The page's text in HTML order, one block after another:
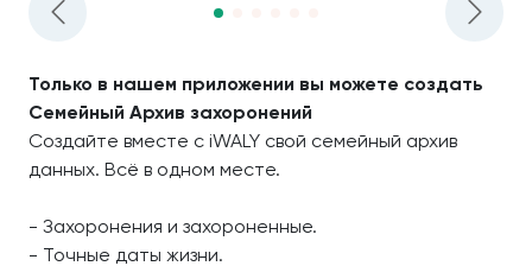
Только в нашем приложении вы можете создать
Семейный Архив захоронений
Создайте вместе с iWALY свой семейный архив
данных. Всё в одном месте.
- Захоронения и захороненные.
- Точные даты жизни.